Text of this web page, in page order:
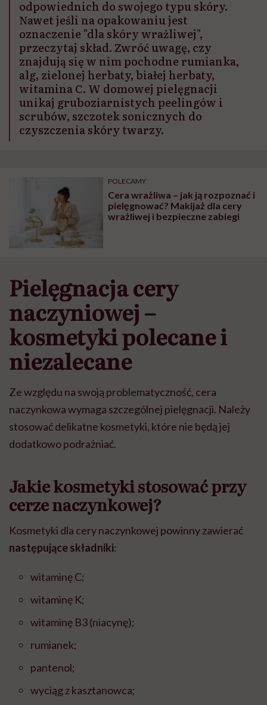
odpowiednich do swojego typu skóry.
Nawet jeśli na opakowaniu jest
oznaczenie "dla skóry wrażliwej",
przeczytaj skład. Zwróć uwagę, czy
znajdują się w nim pochodne rumianka,
alg, zielonej herbaty, białej herbaty,
witamina C. W domowej pielęgnacji
unikaj gruboziarnistych peelingów i
scrubów, szczotek sonicznych do
czyszczenia skóry twarzy.
POLECAMY
Cera wrażliwa – jak ją rozpoznać i
pielęgnować? Makijaż dla cery
wrażliwej i bezpieczne zabiegi
Pielęgnacja cery
naczyniowej –
kosmetyki polecane i
niezalecane
Ze względu na swoją problematyczność, cera
naczynkowa wymaga szczególnej pielęgnacji. Należy
stosować delikatne kosmetyki, które nie będą jej
dodatkowo podrażniać.
Jakie kosmetyki stosować przy
cerze naczynkowej?
Kosmetyki dla cery naczynkowej powinny zawierać
następujące składniki:
witaminę C;
witaminę K;
witaminę B3 (niacynę);
rumianek;
pantenol;
wyciąg z kasztanowca;